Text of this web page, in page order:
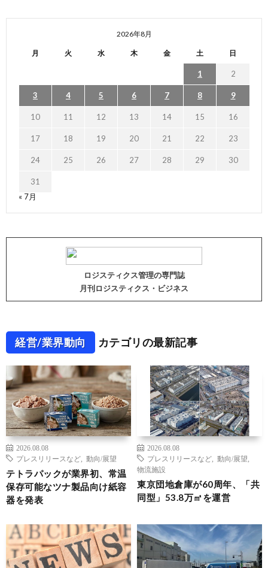
2026年8月
月 火 水 木 金 土 日
1 2
3 4 5 6 7 8 9
10 11 12 13 14 15 16
17 18 19 20 21 22 23
24 25 26 27 28 29 30
31
« 7月
ロジスティクス管理の専門誌
月刊ロジスティクス・ビジネス
経営/業界動向 カテゴリの最新記事
2026.08.08
プレスリリースなど
動向/展望
テトラパックが業界初、常温
保存可能なツナ製品向け紙容
器を発表
2026.08.08
プレスリリースなど
動向/展望
物流施設
東京団地倉庫が60周年、「共
同型」53.8万㎡を運営